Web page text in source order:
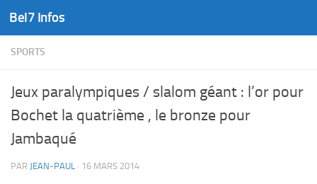
Skip to content
Bel7 Infos
SPORTS
Jeux paralympiques / slalom géant : l’or pour
Bochet la quatrième , le bronze pour
Jambaqué
PAR JEAN-PAUL · 16 MARS 2014